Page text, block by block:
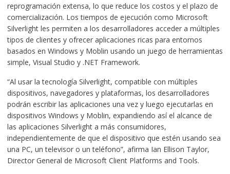
reprogramación extensa, lo que reduce los costos y el plazo de
comercialización. Los tiempos de ejecución como Microsoft
Silverlight les permiten a los desarrolladores acceder a múltiples
tipos de clientes y ofrecer aplicaciones ricas para entornos
basados en Windows y Moblin usando un juego de herramientas
simple, Visual Studio y .NET Framework.
“Al usar la tecnología Silverlight, compatible con múltiples
dispositivos, navegadores y plataformas, los desarrolladores
podrán escribir las aplicaciones una vez y luego ejecutarlas en
dispositivos Windows y Moblin, expandiendo así el alcance de
las aplicaciones Silverlight a más consumidores,
independientemente de que el dispositivo que estén usando sea
una PC, un televisor o un teléfono”, afirma Ian Ellison Taylor,
Director General de Microsoft Client Platforms and Tools.